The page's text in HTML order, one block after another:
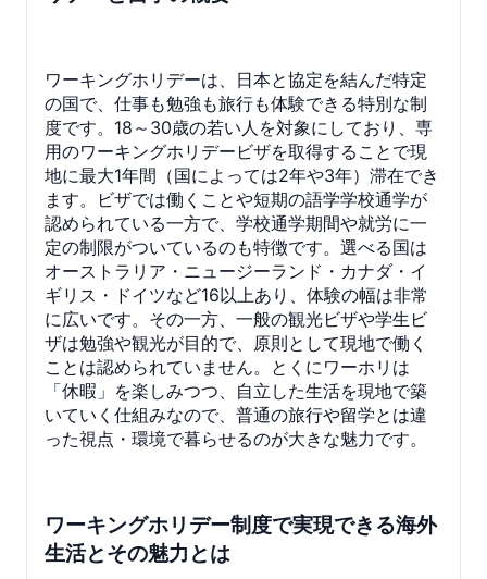
ワーキングホリデーは、日本と協定を結んだ特定
の国で、仕事も勉強も旅行も体験できる特別な制
度です。18～30歳の若い人を対象にしており、専
用のワーキングホリデービザを取得することで現
地に最大1年間（国によっては2年や3年）滞在でき
ます。ビザでは働くことや短期の語学学校通学が
認められている一方で、学校通学期間や就労に一
定の制限がついているのも特徴です。選べる国は
オーストラリア・ニュージーランド・カナダ・イ
ギリス・ドイツなど16以上あり、体験の幅は非常
に広いです。その一方、一般の観光ビザや学生ビ
ザは勉強や観光が目的で、原則として現地で働く
ことは認められていません。とくにワーホリは
「休暇」を楽しみつつ、自立した生活を現地で築
いていく仕組みなので、普通の旅行や留学とは違
った視点・環境で暮らせるのが大きな魅力です。
ワーキングホリデー制度で実現できる海外
生活とその魅力とは